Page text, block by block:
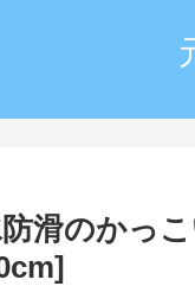
滑のかっ